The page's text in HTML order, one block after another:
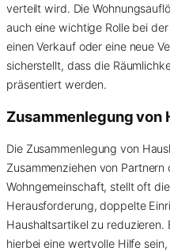
verteilt wird. Die
auch eine wichtige Rolle bei
einen Verkauf oder eine neue
sicherstellt, dass die
präsentiert werden.
Zusammenlegung von
Die Zusammenlegung von
Zusammenziehen von
Wohngemeinschaft, stellt oft
Herausforderung, doppelte
Haushaltsartikel zu reduzieren.
hierbei eine wertvolle Hilfe